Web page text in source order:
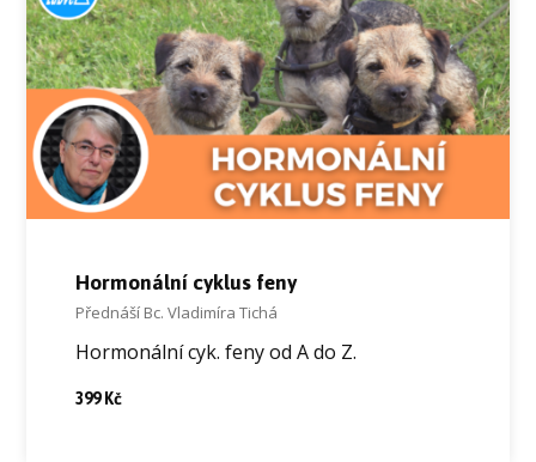
Hormonální cyklus feny
Přednáší Bc. Vladimíra Tichá
Hormonální cyk. feny od A do Z.
399 Kč